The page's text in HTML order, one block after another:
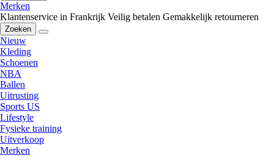
Merken
Klantenservice in Frankrijk Veilig betalen Gemakkelijk retourneren
Zoeken
Nieuw
Kleding
Schoenen
NBA
Ballen
Uitrusting
Sports US
Lifestyle
Fysieke training
Uitverkoop
Merken